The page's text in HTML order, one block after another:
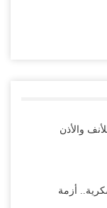
بالإطاحة بقادة
والأذن
أزمة